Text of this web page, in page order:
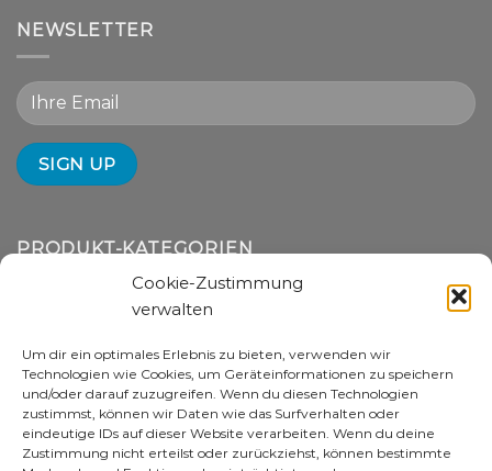
Cookie-Zustimmung
verwalten
Um dir ein optimales Erlebnis zu bieten, verwenden wir
Technologien wie Cookies, um Geräteinformationen zu speichern
und/oder darauf zuzugreifen. Wenn du diesen Technologien
zustimmst, können wir Daten wie das Surfverhalten oder
eindeutige IDs auf dieser Website verarbeiten. Wenn du deine
Zustimmung nicht erteilst oder zurückziehst, können bestimmte
NEWSLETTER
PRODUKT-KATEGORIEN
Kategorie auswählen
SUCHE